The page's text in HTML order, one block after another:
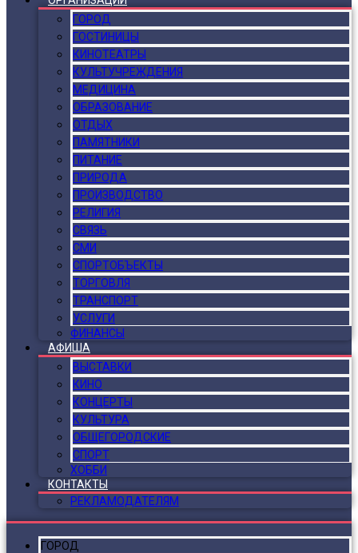
ГОРОД
ГОСТИНИЦЫ
КИНОТЕАТРЫ
КУЛЬТУЧРЕЖДЕНИЯ
МЕДИЦИНА
ОБРАЗОВАНИЕ
ОТДЫХ
ПАМЯТНИКИ
ПИТАНИЕ
ПРИРОДА
ПРОИЗВОДСТВО
РЕЛИГИЯ
СВЯЗЬ
СМИ
СПОРТОБЪЕКТЫ
ТОРГОВЛЯ
ТРАНСПОРТ
УСЛУГИ
ФИНАНСЫ
АФИША
ВЫСТАВКИ
КИНО
КОНЦЕРТЫ
КУЛЬТУРА
ОБЩЕГОРОДСКИЕ
СПОРТ
ХОББИ
КОНТАКТЫ
РЕКЛАМОДАТЕЛЯМ
ГОРОД